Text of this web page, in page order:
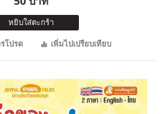
หยิบใส่ตะกร้า
โปรด
เพิ่มไปเปรียบเทียบ